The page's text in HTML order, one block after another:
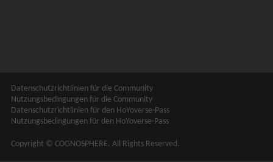
Datenschutzrichtlinien für die Community
Nutzungsbedingungen für die Community
Datenschutzrichtlinien für den HoYoverse-Pass
Nutzungsbedingungen für den HoYoverse-Pass
Copyright © COGNOSPHERE. All Rights Reserved.